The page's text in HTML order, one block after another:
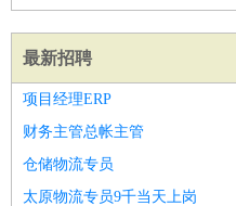
最新招聘
项目经理ERP
财务主管总帐主管
仓储物流专员
太原物流专员9千当天上岗